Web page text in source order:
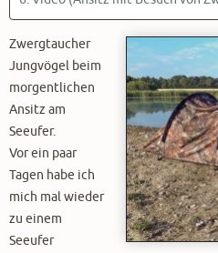
Zwergtaucher
Jungvögel beim
morgentlichen
Ansitz am
Seeufer.
Vor ein paar
Tagen habe ich
mich mal wieder
zu einem
Seeufer